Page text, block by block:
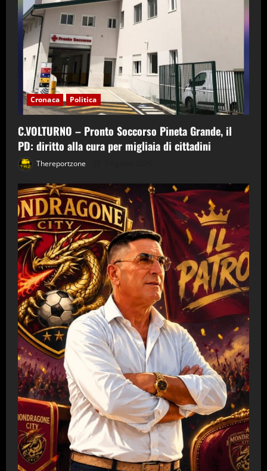
Cronaca Politica
C.VOLTURNO – Pronto Soccorso Pineta Grande, il
PD: diritto alla cura per migliaia di cittadini
Thereportzone